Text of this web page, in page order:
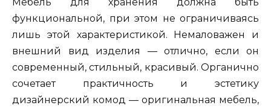
Мебель для хранения должна быть
функциональной, при этом не ограничиваясь
лишь этой характеристикой. Немаловажен и
внешний вид изделия — отлично, если он
современный, стильный, красивый. Органично
сочетает практичность и эстетику
дизайнерский комод — оригинальная мебель,